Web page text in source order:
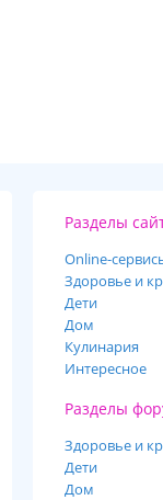
Разделы
Online-
Здоровье и
Дети
Дом
Кулинария
Интересное
Разделы
Здоровье и
Дети
Дом